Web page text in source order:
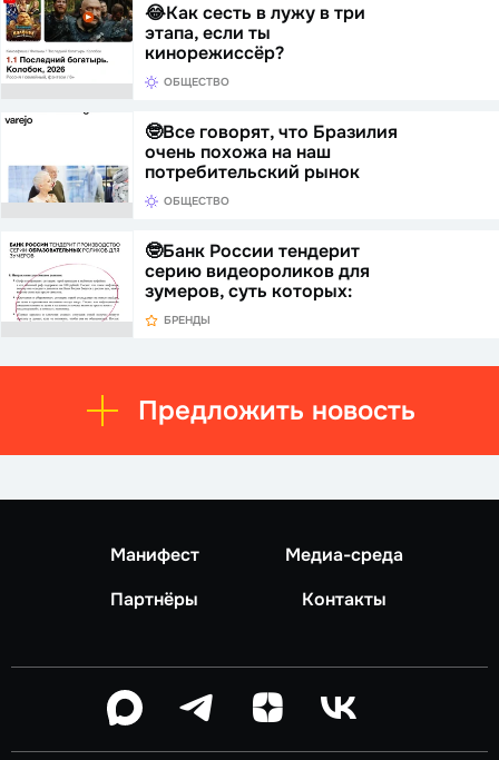
😂Как сесть в лужу в три
этапа, если ты
кинорежиссёр?
ОБЩЕСТВО
🤓Все говорят, что Бразилия
очень похожа на наш
потребительский рынок
ОБЩЕСТВО
🤓Банк России тендерит
серию видеороликов для
зумеров, суть которых:
БРЕНДЫ
Предложить новость
Манифест
Медиа-среда
Партнёры
Контакты